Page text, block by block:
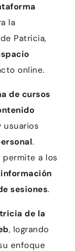
la
de Patricia,
online.
de cursos
usuarios
.
permite a los
información
sesiones.
de la
, logrando
enfoque